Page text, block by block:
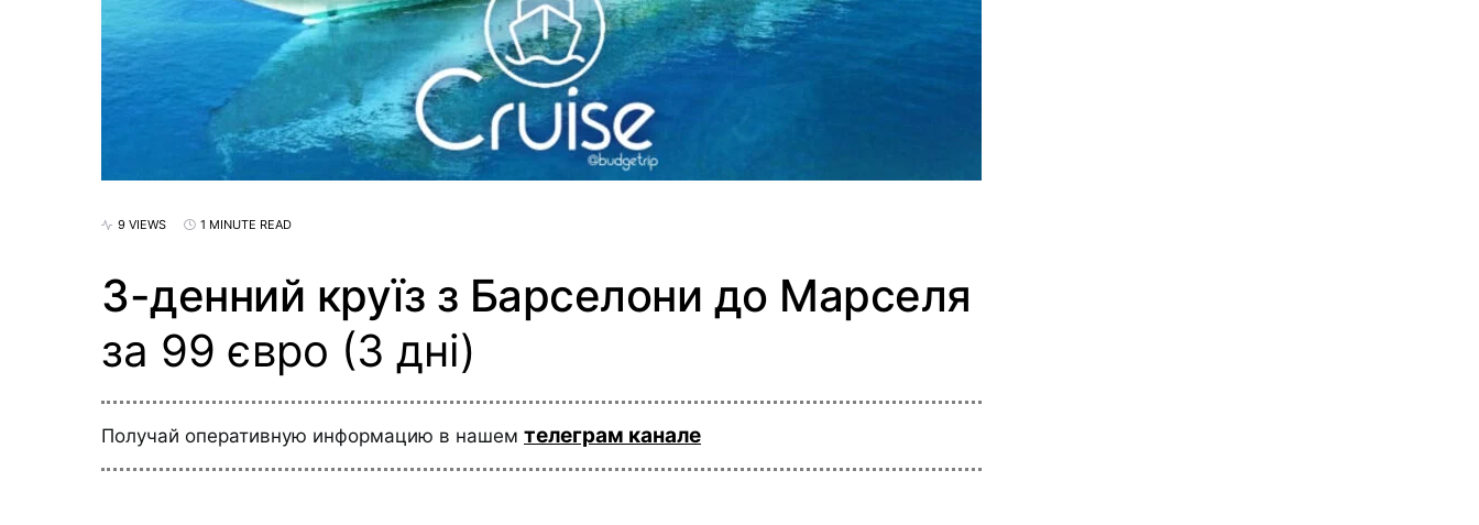
9 VIEWS 1 MINUTE READ
3-денний круїз з Барселони до Марселя
за 99 євро (3 дні)
Получай оперативную информацию в нашем телеграм канале